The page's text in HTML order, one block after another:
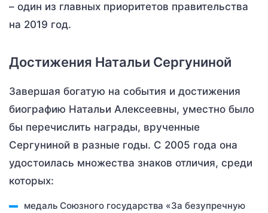
– один из главных приоритетов правительства
на 2019 год.
Достижения Натальи Сергуниной
Завершая богатую на события и достижения
биографию Натальи Алексеевны, уместно было
бы перечислить награды, врученные
Сергуниной в разные годы. С 2005 года она
удостоилась множества знаков отличия, среди
которых:
медаль Союзного государства «За безупречную